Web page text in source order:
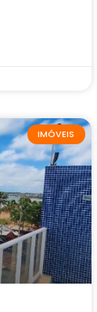
IMÓVEIS